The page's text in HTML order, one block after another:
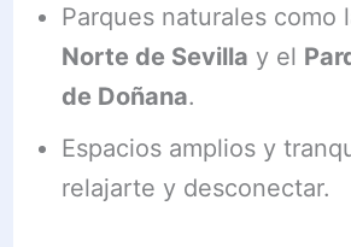
Parques naturales como
Norte de Sevilla y el
de Doñana.
Espacios amplios y
relajarte y desconectar.